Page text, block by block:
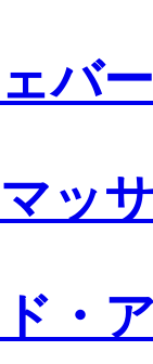
バー
ッ
・